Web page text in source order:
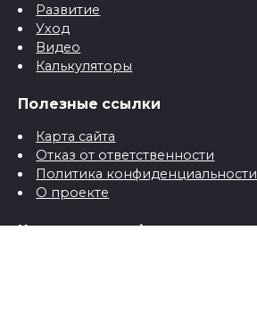
Развитие
Уход
Видео
Калькуляторы
Полезные ссылки
Карта сайта
Отказ от ответственности
Политика конфиденциальности
О проекте
Контактная информация